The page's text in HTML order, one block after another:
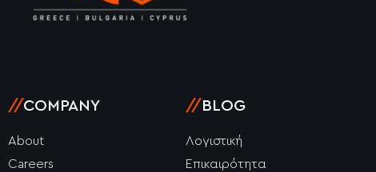
//COMPANY
About
Careers
// BLOG
Λογιστική
Επικαιρότητα